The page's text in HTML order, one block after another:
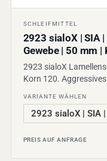
SCHLEIFMITTEL
2923 sialoX | SIA
Gewebe | 50 mm |
2923 sialoX
Korn 120.
VARIANTE WÄHLEN
PREIS AUF ANFRAGE